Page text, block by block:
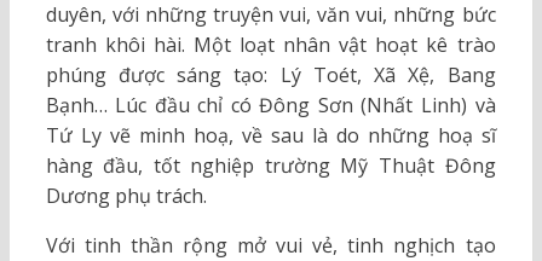
duyên, với những truyện vui, văn vui, những bức
tranh khôi hài. Một loạt nhân vật hoạt kê trào
phúng được sáng tạo: Lý Toét, Xã Xệ, Bang
Bạnh… Lúc đầu chỉ có Đông Sơn (Nhất Linh) và
Tứ Ly vẽ minh hoạ, về sau là do những hoạ sĩ
hàng đầu, tốt nghiệp trường Mỹ Thuật Đông
Dương phụ trách.
Với tinh thần rộng mở vui vẻ, tinh nghịch tạo